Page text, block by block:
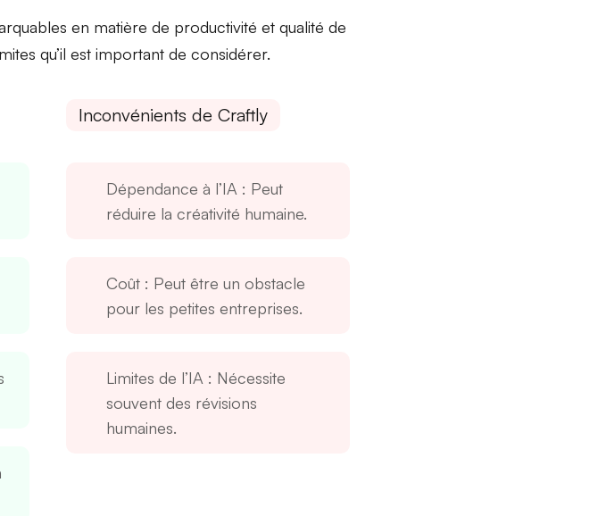
en matière de productivité et qualité de
qu’il est important de considérer.
Inconvénients de Craftly
Dépendance à l’IA : Peut
réduire la créativité humaine.
Coût: Peut être un obstacle
pour les petites entreprises.
Limites de l’IA : Nécessite
souvent des révisions
humaines.